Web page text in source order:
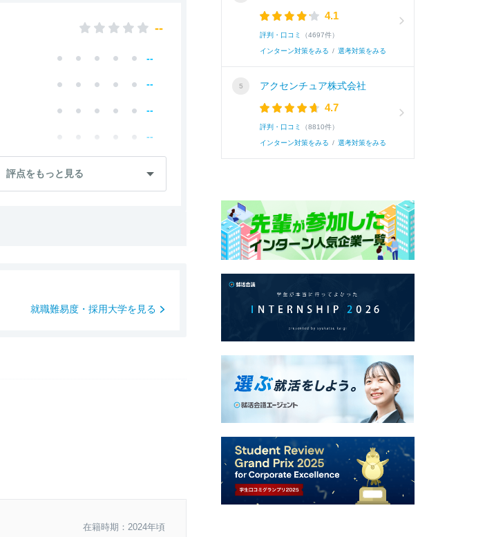
評点をもっと見る
--
--
--
--
--
--
就職難易度・採用大学を見る
在籍時期：2024年頃
4.1
評判・口コミ （4697件）
インターン対策をみる / 選考対策をみる
アクセンチュア株式会社
4.7
評判・口コミ （8810件）
インターン対策をみる / 選考対策をみる